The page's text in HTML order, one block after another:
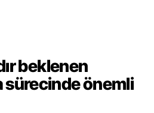
beklenen
sürecinde önemli